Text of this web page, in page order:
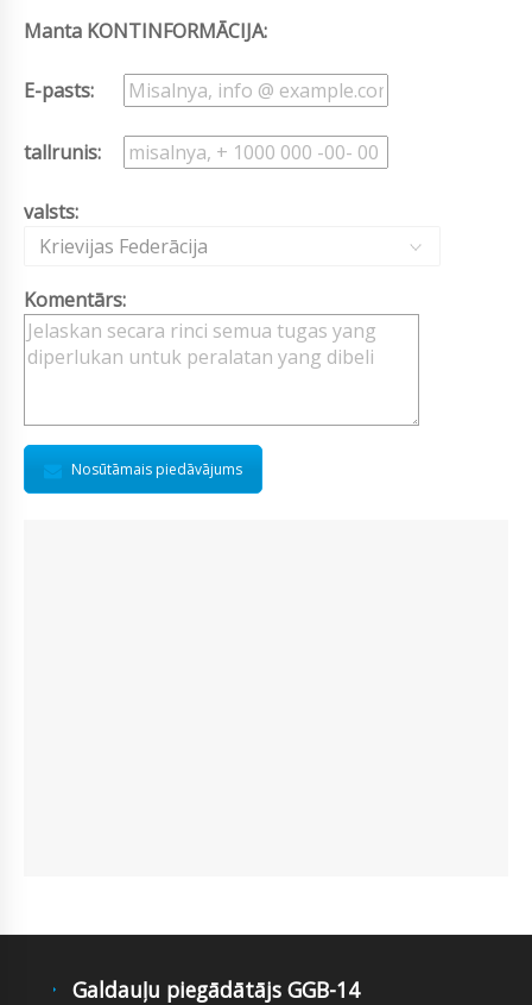
Manta KONTINFORMĀCIJA:
E-pasts:
tallrunis:
valsts:
Krievijas Federācija
Komentārs:
Nosūtāmais piedāvājums
Galdauļu piegādātājs GGB-14